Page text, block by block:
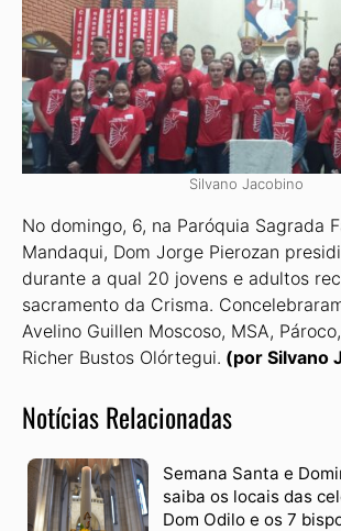
Silvano Jacobino
No domingo, 6, na Paróquia Sagrada
Mandaqui, Dom Jorge Pierozan
durante a qual 20 jovens e adultos
sacramento da Crisma.
Avelino Guillen Moscoso, MSA,
Richer Bustos Olórtegui. (por Silvano
Notícias Relacionadas
Semana Santa e
saiba os locais das
Dom Odilo e os 7